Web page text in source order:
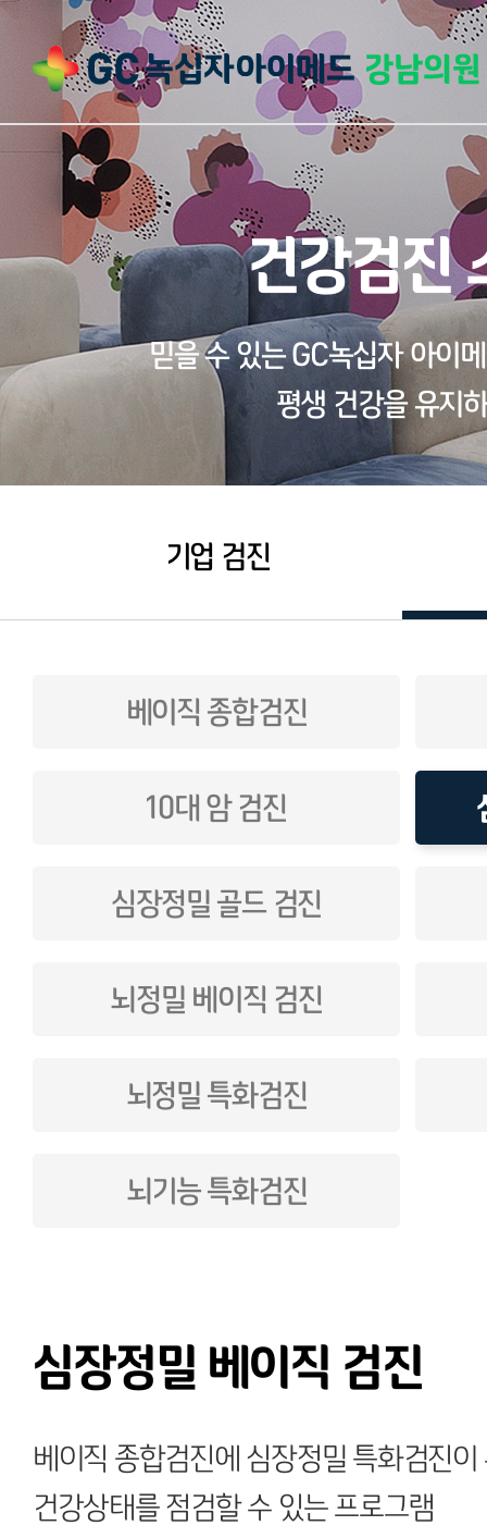
건강검진
믿을 수 있는 GC녹십자 아이
평생 건강을 유지
기업 검진
베이직 종합검진
10대 암 검진
심장정밀 골드 검진
뇌정밀 베이직 검진
뇌정밀 특화검진
뇌기능 특화검진
심장정밀 베이직 검진
베이직 종합검진에 심장정밀 특화검진
건강상태를 점검할 수 있는 프로그램